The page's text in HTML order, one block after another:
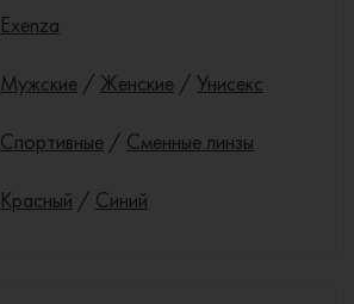
Exenza
Мужские / Женские / Унисекс
Спортивные / Сменные линзы
Красный / Синий